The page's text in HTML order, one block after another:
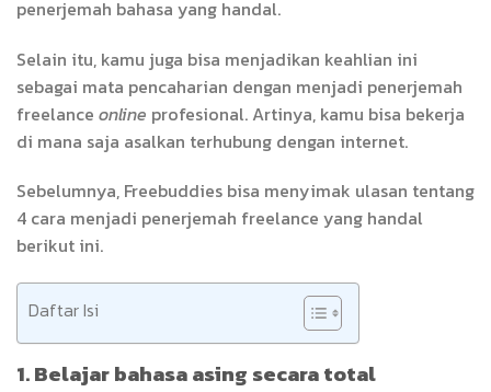
penerjemah bahasa yang handal.
Selain itu, kamu juga bisa menjadikan keahlian ini
sebagai mata pencaharian dengan menjadi penerjemah
freelance online profesional. Artinya, kamu bisa bekerja
di mana saja asalkan terhubung dengan internet.
Sebelumnya, Freebuddies bisa menyimak ulasan tentang
4 cara menjadi penerjemah freelance yang handal
berikut ini.
Daftar Isi
1. Belajar bahasa asing secara total